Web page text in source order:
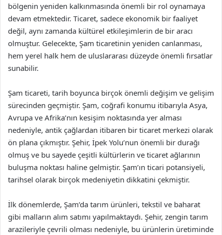
bölgenin yeniden kalkınmasında önemli bir rol oynamaya
devam etmektedir. Ticaret, sadece ekonomik bir faaliyet
değil, aynı zamanda kültürel etkileşimlerin de bir aracı
olmuştur. Gelecekte, Şam ticaretinin yeniden canlanması,
hem yerel halk hem de uluslararası düzeyde önemli fırsatlar
sunabilir.
Şam ticareti, tarih boyunca birçok önemli değişim ve gelişim
sürecinden geçmiştir. Şam, coğrafi konumu itibarıyla Asya,
Avrupa ve Afrika’nın kesişim noktasında yer alması
nedeniyle, antik çağlardan itibaren bir ticaret merkezi olarak
ön plana çıkmıştır. Şehir, İpek Yolu’nun önemli bir durağı
olmuş ve bu sayede çeşitli kültürlerin ve ticaret ağlarının
buluşma noktası haline gelmiştir. Şam’ın ticari potansiyeli,
tarihsel olarak birçok medeniyetin dikkatini çekmiştir.
İlk dönemlerde, Şam’da tarım ürünleri, tekstil ve baharat
gibi malların alım satımı yapılmaktaydı. Şehir, zengin tarım
arazileriyle çevrili olması nedeniyle, bu ürünlerin üretiminde